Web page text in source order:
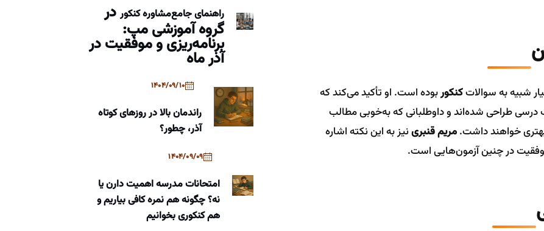
شبیه به سوالاتکنکوربوده است. او تأکید می‌کند که
طراحی شده‌اند و داوطلبانی که به‌خوبی مطالب
خواهند داشت.مریم قنبرینیز به این نکته اشاره
در چنین آزمون‌هایی است.
راهنمای جامعمشاوره کنکوردر
گروه آموزشی مپ:
برنامه‌ریزی و موفقیت در
آذر ماه
1404/09/10
راندمان بالا در روزهای کوتاه
آذر، چطور؟
1404/09/09
امتحانات مدرسه اهمیت دارن یا
نه؟ چگونه هم نمره کافی بیاریم و
هم کنکوری بخوانیم